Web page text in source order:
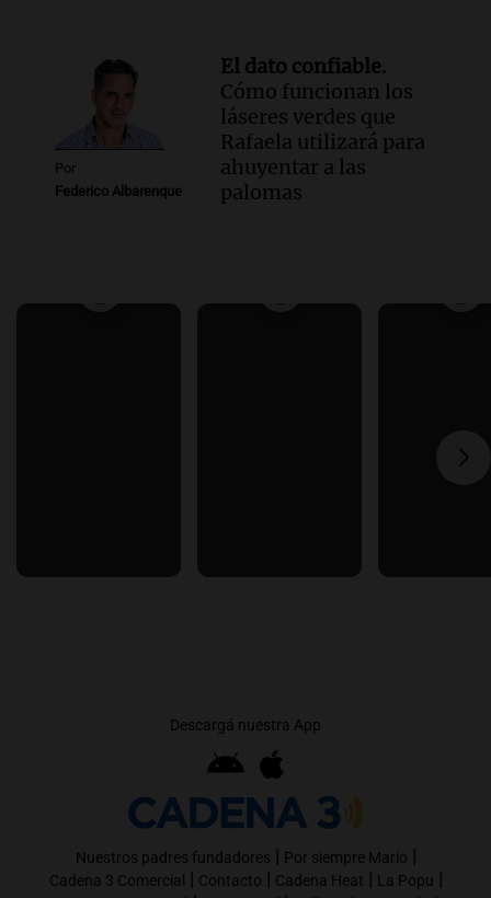
Por
Federico Albarenque
El dato confiable.
Cómo funcionan los
láseres verdes que
Rafaela utilizará para
ahuyentar a las
palomas
Descargá nuestra App
Nuestros padres fundadores | Por siempre Mario |
Cadena 3 Comercial | Contacto | Cadena Heat | La Popu |